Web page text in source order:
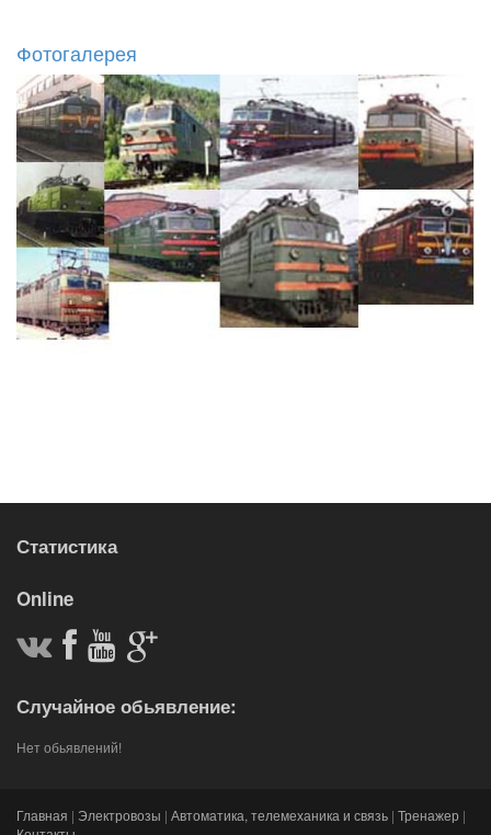
Фотогалерея
Статистика
Online
Случайное обьявление:
Нет обьявлений!
Главная | Электровозы | Автоматика, телемеханика и связь | Тренажер |